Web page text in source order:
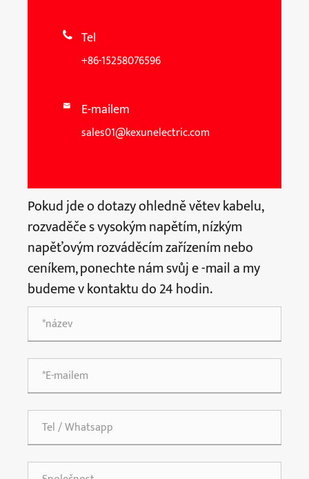
 Tel
+86-15258076596
 E-mailem
sales01@kexunelectric.com
Pokud jde o dotazy ohledně větev kabelu,
rozvaděče s vysokým napětím, nízkým
napěťovým rozváděcím zařízením nebo
ceníkem, ponechte nám svůj e -mail a my
budeme v kontaktu do 24 hodin.